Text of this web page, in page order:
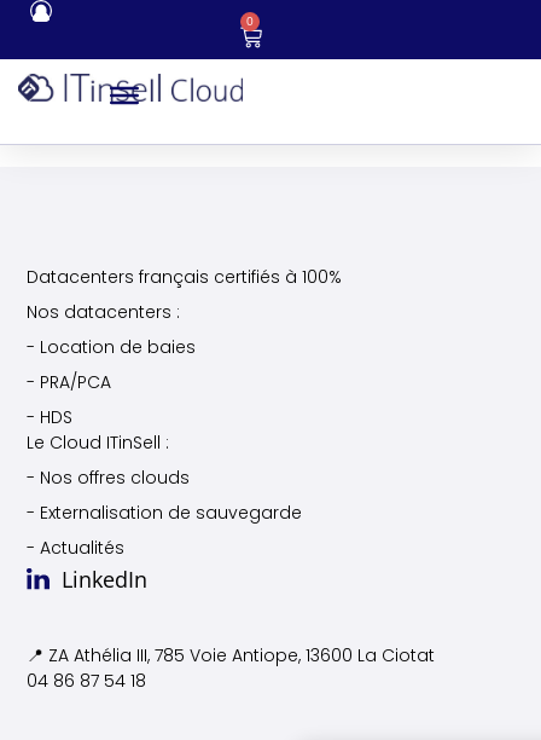
0
Datacenters français certifiés à 100%
Nos datacenters :
- Location de baies
- PRA/PCA
- HDS
Le Cloud ITinSell :
- Nos offres clouds
- Externalisation de sauvegarde
- Actualités
LinkedIn
📍 ZA Athélia III, 785 Voie Antiope, 13600 La Ciotat
04 86 87 54 18